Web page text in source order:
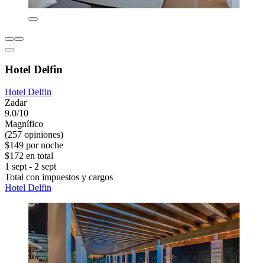
Hotel Delfin
Hotel Delfin
Zadar
9.0/10
Magnífico
(257 opiniones)
$149 por noche
$172 en total
1 sept - 2 sept
Total con impuestos y cargos
Hotel Delfin